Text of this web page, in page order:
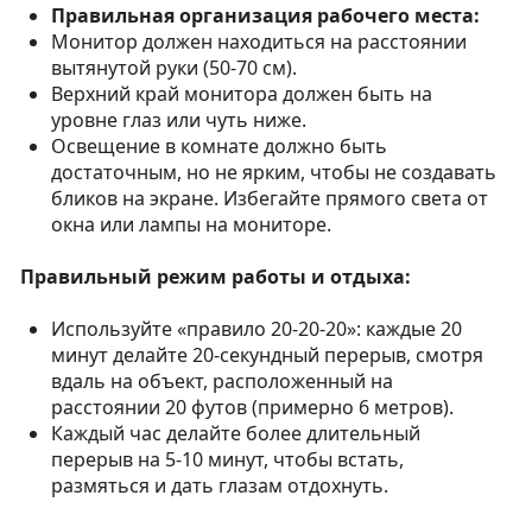
Правильная организация рабочего места:
Монитор должен находиться на расстоянии
вытянутой руки (50-70 см).
Верхний край монитора должен быть на
уровне глаз или чуть ниже.
Освещение в комнате должно быть
достаточным, но не ярким, чтобы не создавать
бликов на экране. Избегайте прямого света от
окна или лампы на мониторе.
Правильный режим работы и отдыха:
Используйте «правило 20-20-20»: каждые 20
минут делайте 20-секундный перерыв, смотря
вдаль на объект, расположенный на
расстоянии 20 футов (примерно 6 метров).
Каждый час делайте более длительный
перерыв на 5-10 минут, чтобы встать,
размяться и дать глазам отдохнуть.